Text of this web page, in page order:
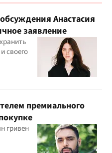
Анастасия
заявление
своего
премиального
гривен